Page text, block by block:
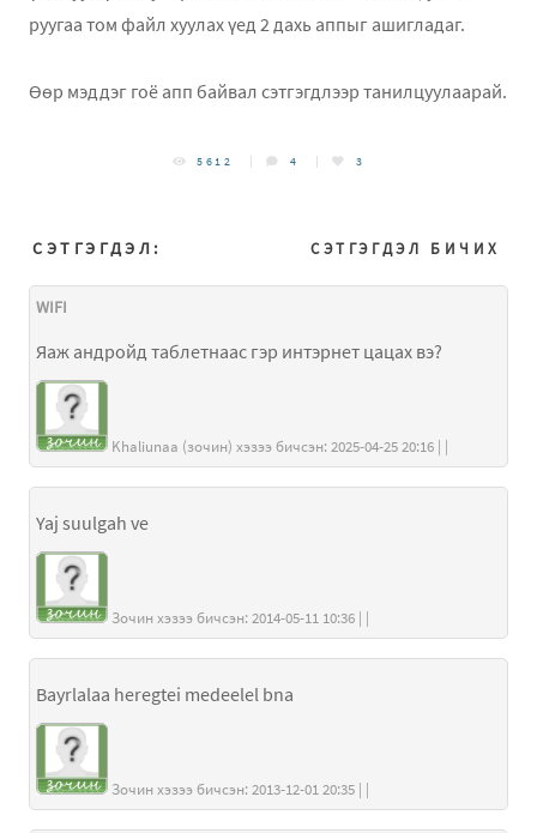
руугаа том файл хуулах үед 2 дахь аппыг ашигладаг.
Өөр мэддэг гоё апп байвал сэтгэгдлээр танилцуулаарай.
5612 4 3
СЭТГЭГДЭЛ БИЧИХ
СЭТГЭГДЭЛ:
WIFI
Яаж андройд таблетнаас гэр интэрнет цацах вэ?
Khaliunaa (зочин) хэзээ бичсэн: 2025-04-25 20:16 | |
Yaj suulgah ve
Зочин хэзээ бичсэн: 2014-05-11 10:36 | |
Bayrlalaa heregtei medeelel bna
Зочин хэзээ бичсэн: 2013-12-01 20:35 | |